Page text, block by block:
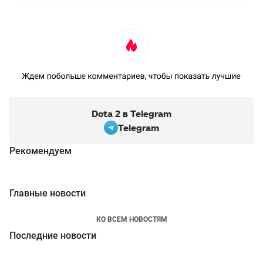
Dota 2 в Telegram
Telegram
Рекомендуем
Главные новости
КО ВСЕМ НОВОСТЯМ
Последние новости